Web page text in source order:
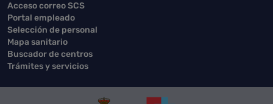
Acceso correo SCS
Portal empleado
Selección de personal
Mapa sanitario
Buscador de centros
Trámites y servicios